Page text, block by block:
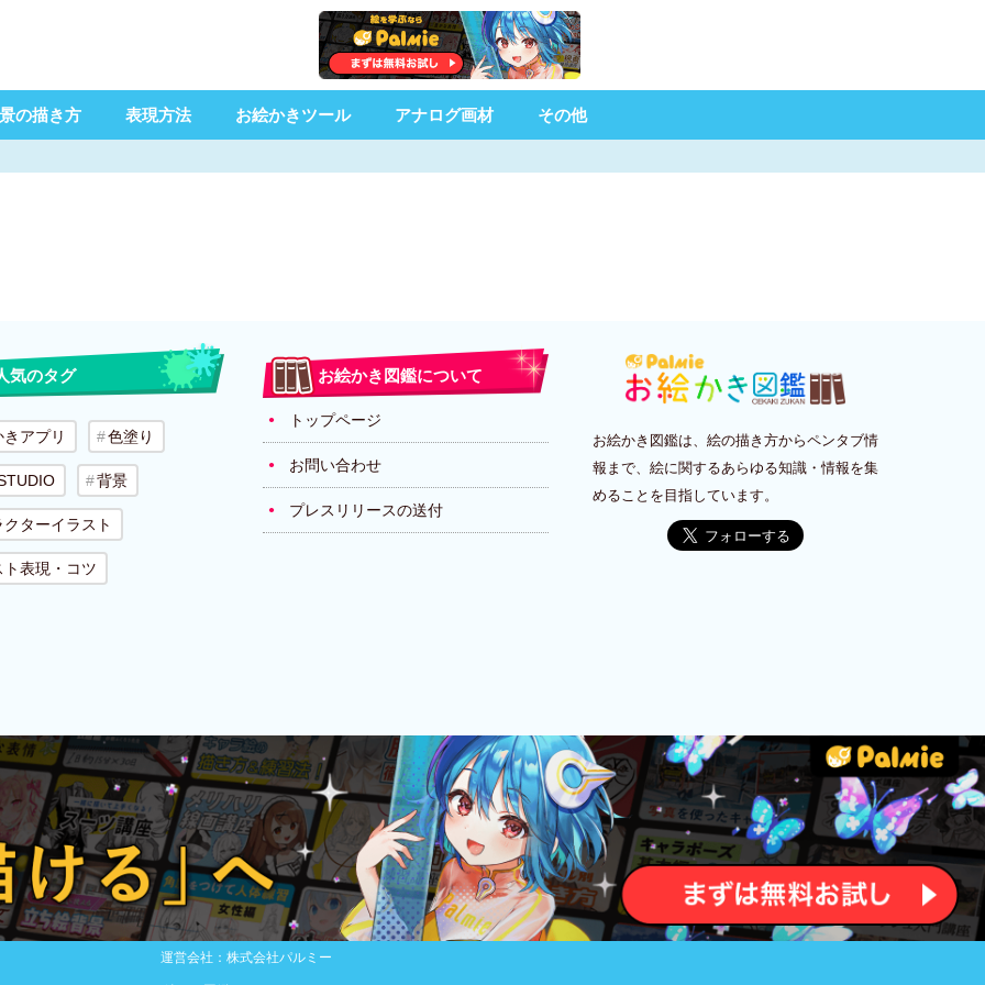
の描き方 表現方法 お絵かきツール アナログ画材 その他
気のタグ
アプリ 色塗り
背景
ターイラスト
ト表現・コツ
お絵かき図鑑について
トップページ
お問い合わせ
プレスリリースの送付
お絵かき図鑑は、絵の描き方からペンタブ情
報まで、絵に関するあらゆる知識・情報を集
めることを目指しています。
運営会社：株式会社パルミー